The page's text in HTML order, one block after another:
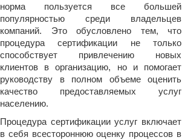
норма пользуется все большей
популярностью среди владельцев
компаний. Это обусловлено тем, что
процедура сертификации не только
способствует привлечению новых
клиентов в организацию, но и помогает
руководству в полном объеме оценить
качество предоставляемых услуг
населению.
Процедура сертификации услуг включает
в себя всестороннюю оценку процессов в